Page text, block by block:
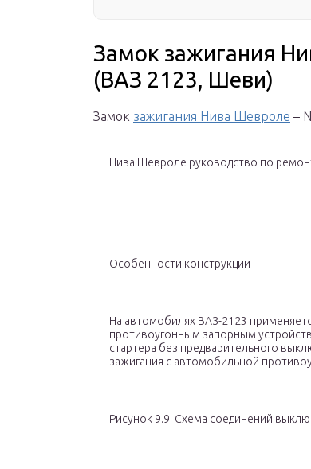
Замок зажигания
(ВАЗ 2123, Шеви)
Замок зажигания Нива Шевроле –
Нива Шевроле руководство по
Особенности конструкции
На автомобилях ВАЗ-2123
противоугонным запорным
стартера без предварительного
зажигания с автомобильной
Рисунок 9.9. Схема соединений